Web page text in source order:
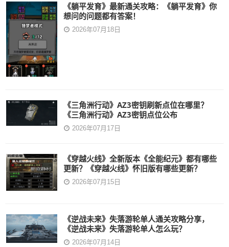
《躺平发育》最新通关攻略：《躺平发育》你
想问的问题都有答案！
2026年07月18日
《三角洲行动》AZ3密钥刷新点位在哪里？
《三角洲行动》AZ3密钥点位公布
2026年07月17日
《穿越火线》全新版本《全能纪元》都有哪些
更新？《穿越火线》怀旧版有哪些更新？
2026年07月15日
《逆战未来》失落游轮单人通关攻略分享，
《逆战未来》失落游轮单人怎么玩？
2026年07月14日